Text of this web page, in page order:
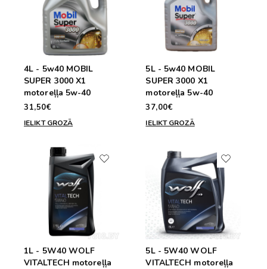
4L - 5w40 MOBIL
SUPER 3000 X1
motoreļļa 5w-40
31,50€
IELIKT GROZĀ
5L - 5w40 MOBIL
SUPER 3000 X1
motoreļļa 5w-40
37,00€
IELIKT GROZĀ
1L - 5W40 WOLF
VITALTECH motoreļļa
5L - 5W40 WOLF
VITALTECH motoreļļa